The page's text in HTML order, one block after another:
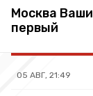
Москва
первый
05 АВГ, 21:49